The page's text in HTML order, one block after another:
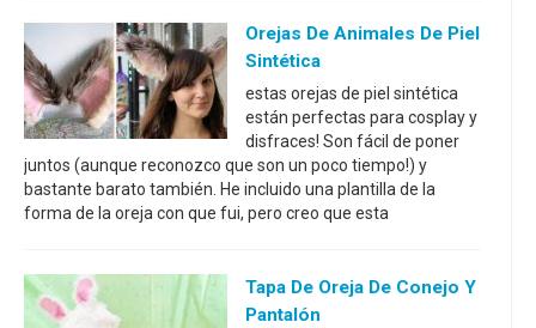
Orejas De Animales De Piel
Sintética
estas orejas de piel sintética
están perfectas para cosplay y
disfraces! Son fácil de poner
juntos (aunque reconozco que son un poco tiempo!) y
bastante barato también. He incluido una plantilla de la
forma de la oreja con que fui, pero creo que esta
Tapa De Oreja De Conejo Y
Pantalón